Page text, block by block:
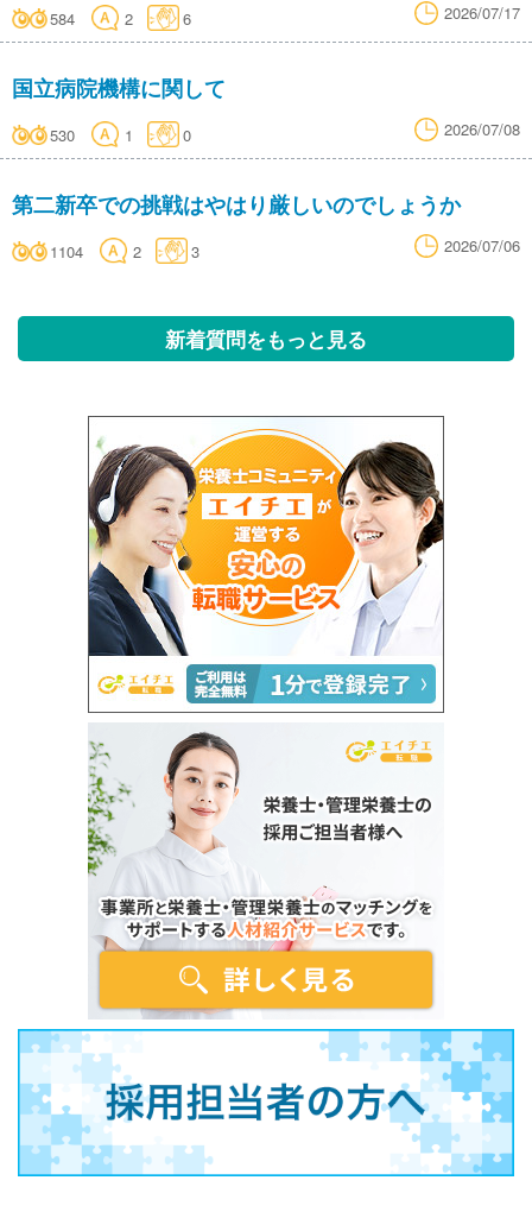
584 2 6 2026/07/17
国立病院機構に関して
530 1 0 2026/07/08
第二新卒での挑戦はやはり厳しいのでしょうか
1104 2 3 2026/07/06
新着質問をもっと見る